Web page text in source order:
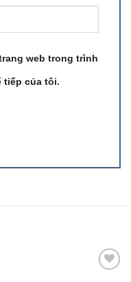
web trong trình
tiếp của tôi.